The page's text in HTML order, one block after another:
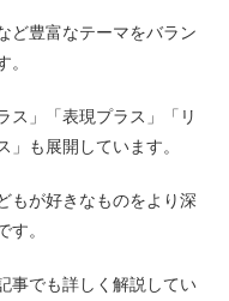
ど豊富なテーマをバラン
ス」「表現プラス」「リ
も展開しています。
もが好きなものをより深
。
事でも詳しく解説してい